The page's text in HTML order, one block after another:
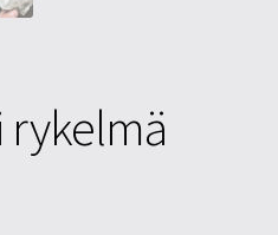
rykelmä